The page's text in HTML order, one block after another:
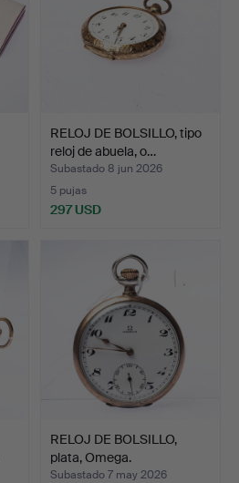
RELOJ DE BOLSILLO, tipo
reloj de abuela, o…
Subastado 8 jun 2026
5 pujas
297 USD
RELOJ DE BOLSILLO,
plata, Omega.
Subastado 7 may 2026